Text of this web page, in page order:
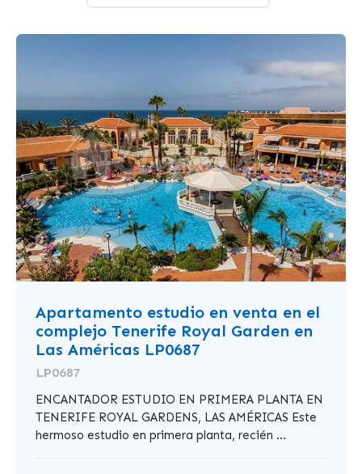
Apartamento estudio en venta en el
complejo Tenerife Royal Garden en
Las Américas LP0687
LP0687
ENCANTADOR ESTUDIO EN PRIMERA PLANTA EN
TENERIFE ROYAL GARDENS, LAS AMÉRICAS Este
hermoso estudio en primera planta, recién ...